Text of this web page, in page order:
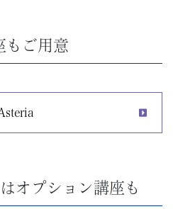
もご用意
オプション講座も